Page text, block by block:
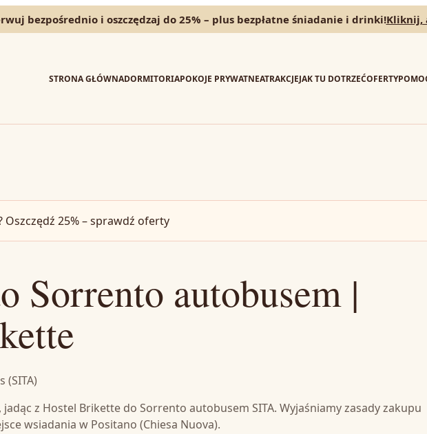
bezpośrednio i oszczędzaj do 25% – plus bezpłatne śniadanie i drinki!Kliknij,
STRONA GŁÓWNADORMITORIAPOKOJE PRYWATNEATRAKCJEJAK TU DOTRZEĆOFERTY
25% – sprawdź oferty
Sorrento autobusem |
(SITA)
z Hostel Brikette do Sorrento autobusem SITA. Wyjaśniamy zasady zakupu
wsiadania w Positano (Chiesa Nuova).